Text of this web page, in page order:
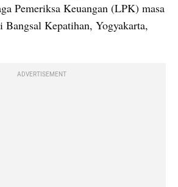
Pemeriksa Keuangan (LPK) masa
Kepatihan, Yogyakarta,
ADVERTISEMENT